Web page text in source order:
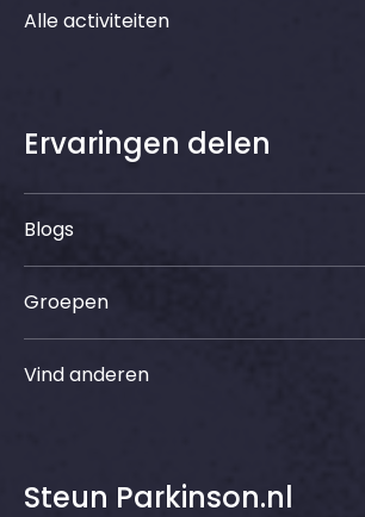
Alle activiteiten
Ervaringen delen
Blogs
Groepen
Vind anderen
Steun Parkinson.nl